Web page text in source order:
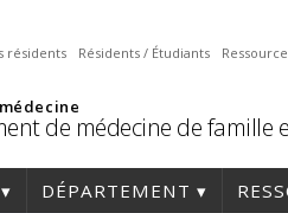
résidents Résidents / Étudiants
de médecine de famille
DÉPARTEMENT